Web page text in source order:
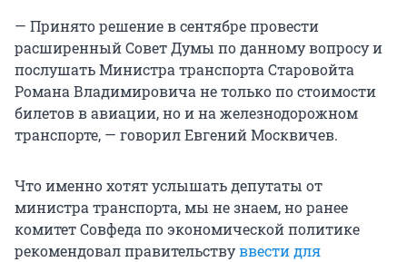
— Принято решение в сентябре провести
расширенный Совет Думы по данному вопросу и
послушать Министра транспорта Старовойта
Романа Владимировича не только по стоимости
билетов в авиации, но и на железнодорожном
транспорте, — говорил Евгений Москвичев.
Что именно хотят услышать депутаты от
министра транспорта, мы не знаем, но ранее
комитет Совфеда по экономической политике
рекомендовал правительствуввести для